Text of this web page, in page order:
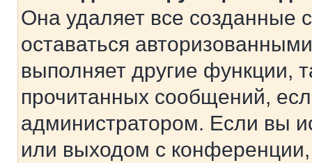
Она удаляет все созданные
оставаться
выполняет другие функции,
прочитанных сообщений,
администратором. Если вы
или выходом с